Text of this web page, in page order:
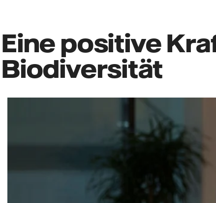
Eine positive
Biodiversität